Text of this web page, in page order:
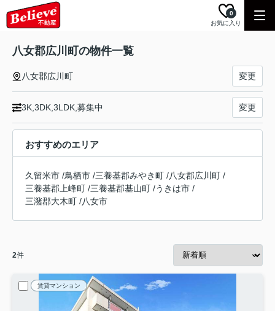
お気に入り
0
八女郡広川町の物件一覧
八女郡広川町 変更
3K,3DK,3LDK,募集中 変更
おすすめのエリア
久留米市 /鳥栖市 /三養基郡みやき町 /八女郡広川町 /
三養基郡上峰町 /三養基郡基山町 /うきは市 /
三潴郡大木町 /八女市
2件
賃貸マンション